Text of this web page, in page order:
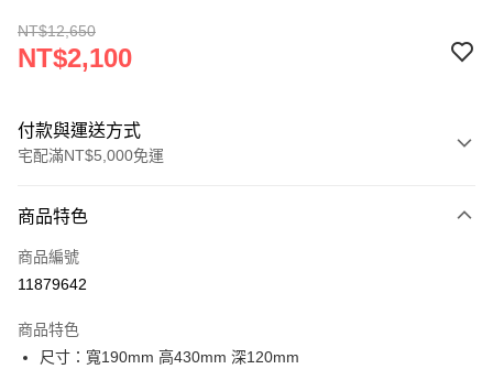
NT$12,650
NT$2,100
付款與運送方式
宅配滿NT$5,000免運
信用卡一次付款
LINE Pay
街口支付
商品特色
商品編號
11879642
商品特色
尺寸：寬190mm 高430mm 深120mm